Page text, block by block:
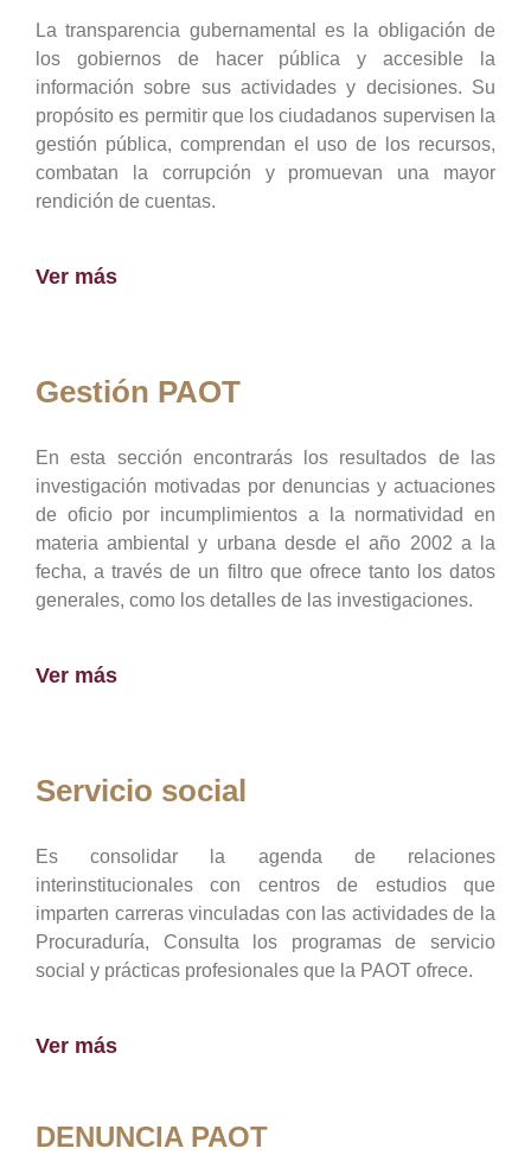
La transparencia gubernamental es la obligación de
los gobiernos de hacer pública y accesible la
información sobre sus actividades y decisiones. Su
propósito es permitir que los ciudadanos supervisen la
gestión pública, comprendan el uso de los recursos,
combatan la corrupción y promuevan una mayor
rendición de cuentas.
Ver más
Gestión PAOT
En esta sección encontrarás los resultados de las
investigación motivadas por denuncias y actuaciones
de oficio por incumplimientos a la normatividad en
materia ambiental y urbana desde el año 2002 a la
fecha, a través de un filtro que ofrece tanto los datos
generales, como los detalles de las investigaciones.
Ver más
Servicio social
Es consolidar la agenda de relaciones
interinstitucionales con centros de estudios que
imparten carreras vinculadas con las actividades de la
Procuraduría, Consulta los programas de servicio
social y prácticas profesionales que la PAOT ofrece.
Ver más
DENUNCIA PAOT